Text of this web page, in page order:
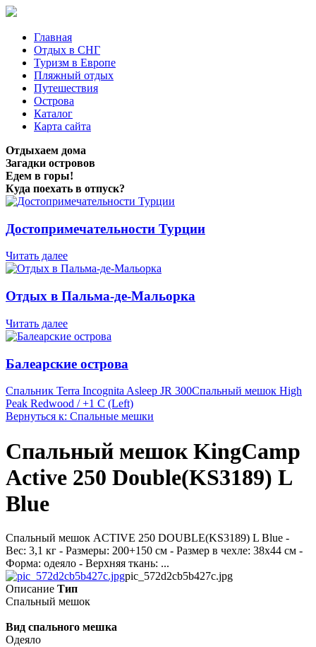
Главная
Отдых в СНГ
Туризм в Европе
Пляжный отдых
Путешествия
Острова
Каталог
Карта сайта
Отдыхаем дома
Загадки островов
Едем в горы!
Куда поехать в отпуск?
Достопримечательности Турции
Читать далее
Отдых в Пальма-де-Мальорка
Читать далее
Балеарские острова
Спальник Terra Incognita Asleep JR 300Спальный мешок High
Peak Redwood / +1 C (Left)
Вернуться к: Спальные мешки
Спальный мешок KingCamp
Active 250 Double(KS3189) L
Blue
Спальный мешок ACTIVE 250 DOUBLE(KS3189) L Blue -
Вес: 3,1 кг - Размеры: 200+150 см - Размер в чехле: 38х44 см -
Форма: одеяло - Верхняя ткань: ...
pic_572d2cb5b427c.jpg
Описание Тип
Спальный мешок
Вид спального мешка
Одеяло